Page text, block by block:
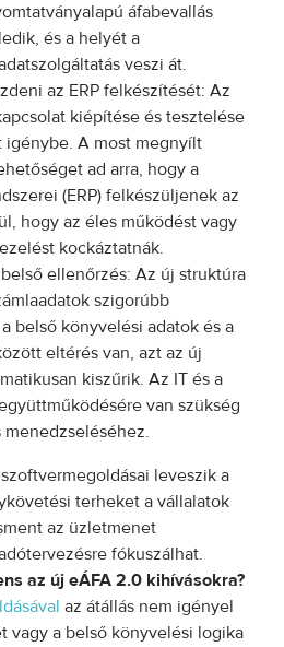
áfabevallás
és a helyét a
veszi át.
az ERP felkészítését: Az
kiépítése és tesztelése
igénybe. A most megnyílt
ad arra, hogy a
(ERP) felkészüljenek az
hogy az éles működést vagy
kockáztatnák.
ellenőrzés: Az új struktúra
szigorúbb
belső könyvelési adatok és a
eltérés van, azt az új
kiszűrik. Az IT és a
van szükség
menedzseléséhez.
leveszik a
terheket a vállalatok
az üzletmenet
fókuszálhat.
az új eÁFA 2.0 kihívásokra?
az átállás nem igényel
vagy a belső könyvelési logika